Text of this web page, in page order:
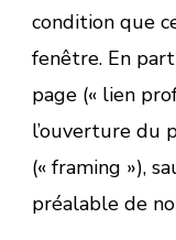
condition que
fenêtre. En
page (« lien
l’ouverture du
(« framing »),
préalable de